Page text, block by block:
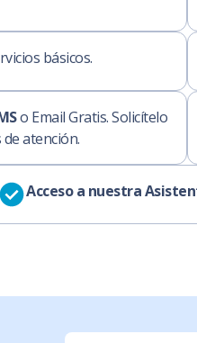
básicos.
o Email Gratis. Solicítelo
atención.
Acceso a nuestra